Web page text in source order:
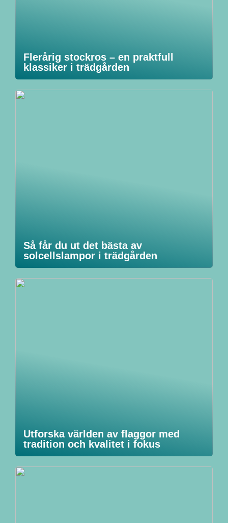
Flerårig stockros – en praktfull
klassiker i trädgården
Så får du ut det bästa av
solcellslampor i trädgården
Utforska världen av flaggor med
tradition och kvalitet i fokus